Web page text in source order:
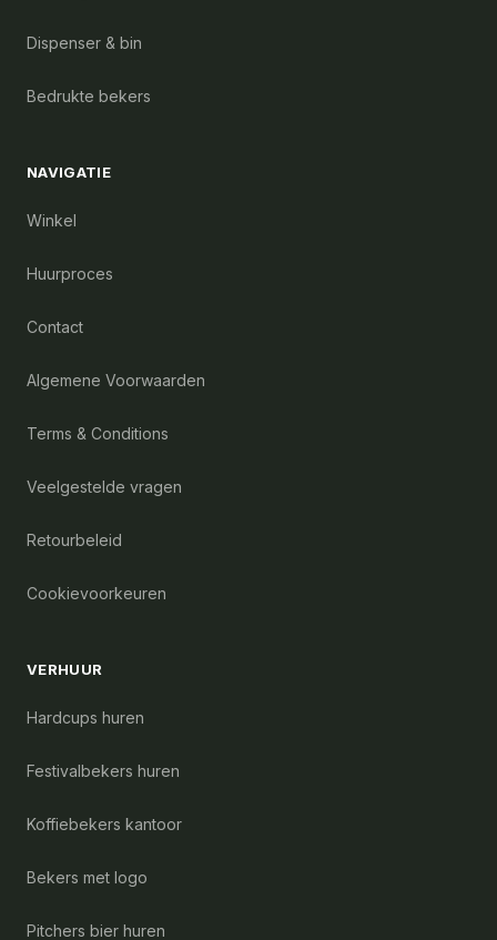
Dispenser & bin
Bedrukte bekers
NAVIGATIE
Winkel
Huurproces
Contact
Algemene Voorwaarden
Terms & Conditions
Veelgestelde vragen
Retourbeleid
Cookievoorkeuren
VERHUUR
Hardcups huren
Festivalbekers huren
Koffiebekers kantoor
Bekers met logo
Pitchers bier huren